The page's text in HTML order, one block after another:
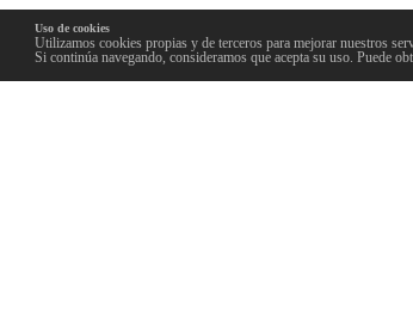
Uso de cookies
Utilizamos cookies propias y de terceros para mejorar nuestros
Si continúa navegando, consideramos que acepta su uso. Puede